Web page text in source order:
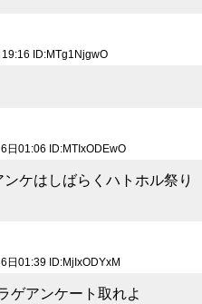
ID:MTg1NjgwO
日01:06 ID:MTIxODEwO
ケはしばらくハトホル祭り
日01:39 ID:MjIxODYxM
ゲアンケート取れよ